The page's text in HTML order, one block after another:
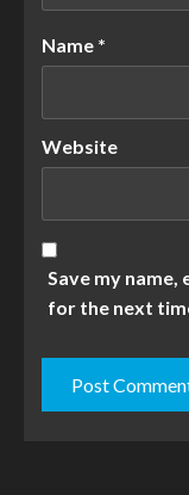
Name *
Website
Save my
for the next